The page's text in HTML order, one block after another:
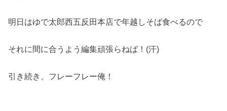
明日はゆで太郎西五反田本店で年越しそば食べるので
それに間に合うよう編集頑張らねば！(汗)
引き続き、フレーフレー俺！